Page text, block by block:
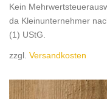
Kein
da Kleinunternehmer
(1) UStG.
zzgl. Versandkosten